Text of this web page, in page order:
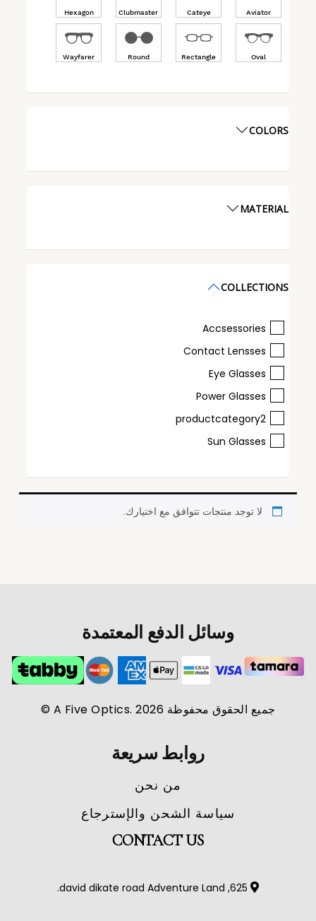
Aviator
Cateye
Clubmaster
Hexagon
Oval
Rectangle
Round
Wayfarer
COLORS
MATERIAL
COLLECTIONS
Accsessories
Contact Lensses
Eye Glasses
Power Glasses
productcategory2
Sun Glasses
لا توجد منتجات تتوافق مع اختيارك.
وسائل الدفع المعتمدة
جميع الحقوق محفوظة A Five Optics. 2026 ©
روابط سريعة
من نحن
سياسة الشحن والإسترجاع
CONTACT US
625, david dikate road Adventure Land.